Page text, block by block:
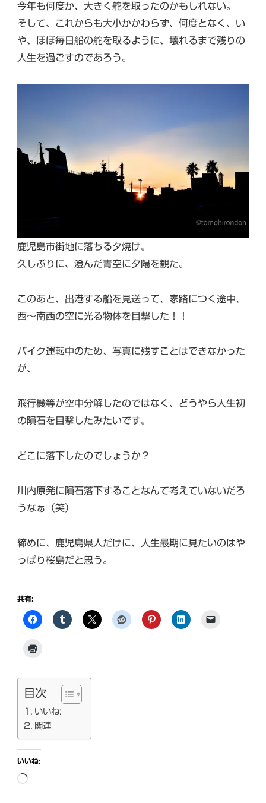
今年も何度か、大きく舵を取ったのかもしれない。
そして、これからも大小かかわらず、何度となく、い
や、ほぼ毎日船の舵を取るように、壊れるまで残りの
人生を過ごすのであろう。
鹿児島市街地に落ちる夕焼け。
久しぶりに、澄んだ青空に夕陽を観た。
このあと、出港する船を見送って、家路につく途中、
西〜南西の空に光る物体を目撃した！！
バイク運転中のため、写真に残すことはできなかった
が、
飛行機等が空中分解したのではなく、どうやら人生初
の隕石を目撃したみたいです。
どこに落下したのでしょうか？
川内原発に隕石落下することなんて考えていないだろ
うなぁ（笑）
締めに、鹿児島県人だけに、人生最期に見たいのはや
っぱり桜島だと思う。
共有:
目次
いいね:
関連
いいね:
読